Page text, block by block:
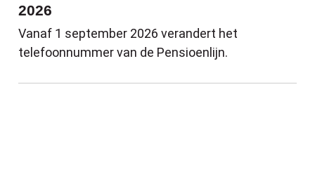
2026
Vanaf 1 september 2026 verandert het
telefoonnummer van de Pensioenlijn.